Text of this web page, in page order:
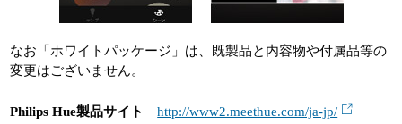
なお「ホワイトパッケージ」は、既製品と内容物や付属品等の
変更はございません。
Philips Hue製品サイト http://www2.meethue.com/ja-jp/